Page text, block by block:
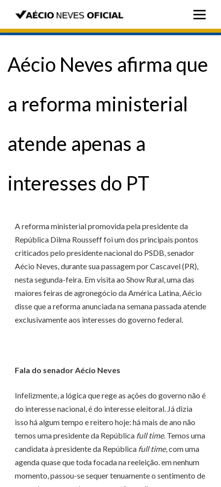
Aécio Neves afirma que
a reforma ministerial
atende apenas a
interesses do PT
A reforma ministerial promovida pela presidente da
República Dilma Rousseff foi um dos principais pontos
criticados pelo presidente nacional do PSDB, senador
Aécio Neves, durante sua passagem por Cascavel (PR),
nesta segunda-feira. Em visita ao Show Rural, uma das
maiores feiras de agronegócio da América Latina, Aécio
disse que a reforma anunciada na semana passada atende
exclusivamente aos interesses do governo federal.
Fala do senador Aécio Neves
Infelizmente, a lógica que rege as ações do governo não é
do interesse nacional, é do interesse eleitoral. Já dizia
isso há algum tempo e reitero hoje: há mais de ano não
temos uma presidente da República full time. Temos uma
candidata à presidente da República full time, com uma
agenda quase que toda focada na reeleição. em nenhum
momento, passou-se sequer tenuamente o sentimento de